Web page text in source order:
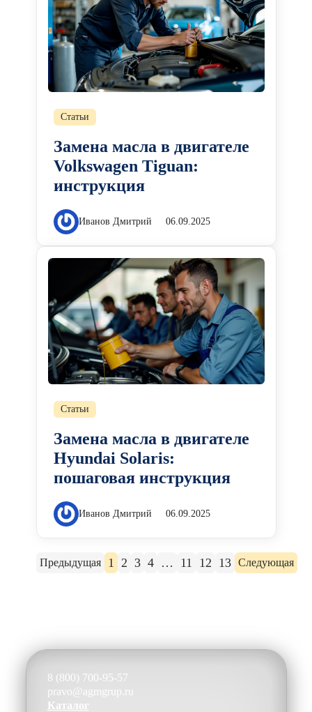
Статьи
Замена масла в двигателе
Volkswagen Tiguan:
инструкция
Иванов Дмитрий 06.09.2025
Статьи
Замена масла в двигателе
Hyundai Solaris:
пошаговая инструкция
Иванов Дмитрий 06.09.2025
Предыдущая 1 2 3 4 … 11 12 13 Следующая
8 (800) 700-95-57
pravo@agmgrup.ru
Каталог